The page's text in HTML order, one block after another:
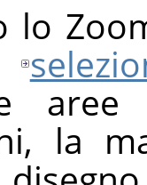
lo
la